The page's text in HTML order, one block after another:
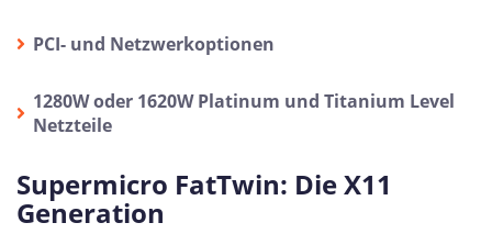
PCI- und Netzwerkoptionen
1280W oder 1620W Platinum und Titanium Level
Netzteile
Supermicro FatTwin: Die X11
Generation